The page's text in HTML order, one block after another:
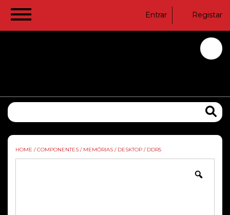
Entrar Registar
HOME / COMPONENTES / MEMÓRIAS / DESKTOP / DDR5